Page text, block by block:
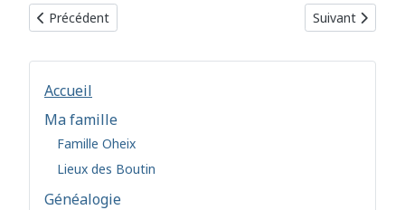
Accueil
Ma famille
Famille Oheix
Lieux des Boutin
Généalogie
Article précédent : Marseille
Précédent Article suivant
Suivant